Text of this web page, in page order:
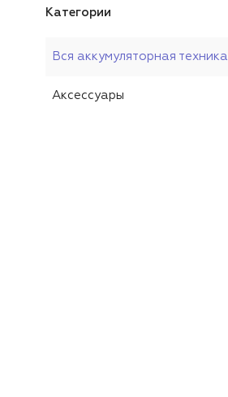
Категории
Вся аккумуляторная техника
Аксессуары